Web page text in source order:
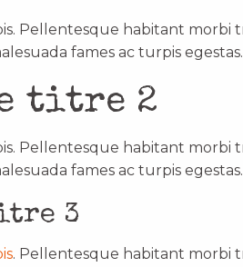
Pellentesque habitant morbi
fames ac turpis egestas.
titre 2
Pellentesque habitant morbi
fames ac turpis egestas.
3
. Pellentesque habitant morbi